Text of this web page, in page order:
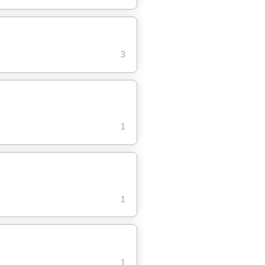
3
1
1